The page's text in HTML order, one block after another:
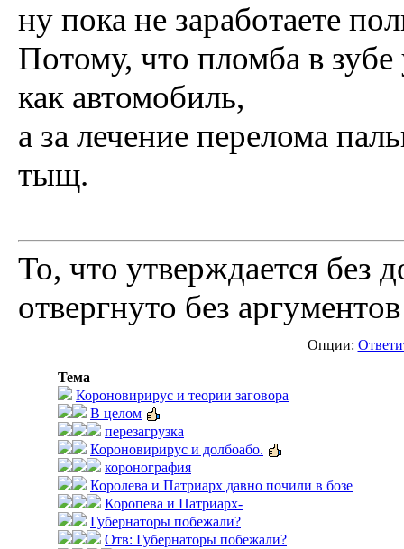
ну пока не заработаете
Потому, что пломба в зубе
как автомобиль,
а за лечение перелома
тыщ.
То, что утверждается без
отвергнуто без аргументов
Опции:
Тема
Короновирирус и теории заговора
В целом
перезагрузка
Короновирирус и долбоабо.
коронография
Королева и Патриарх давно почили в бозе
Коропева и Патриарх-
Губернаторы побежали?
Отв: Губернаторы побежали?